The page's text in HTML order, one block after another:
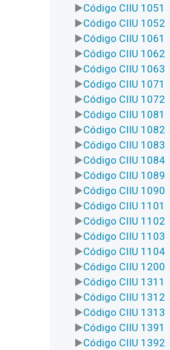
Código CIIU 1051
Código CIIU 1052
Código CIIU 1061
Código CIIU 1062
Código CIIU 1063
Código CIIU 1071
Código CIIU 1072
Código CIIU 1081
Código CIIU 1082
Código CIIU 1083
Código CIIU 1084
Código CIIU 1089
Código CIIU 1090
Código CIIU 1101
Código CIIU 1102
Código CIIU 1103
Código CIIU 1104
Código CIIU 1200
Código CIIU 1311
Código CIIU 1312
Código CIIU 1313
Código CIIU 1391
Código CIIU 1392